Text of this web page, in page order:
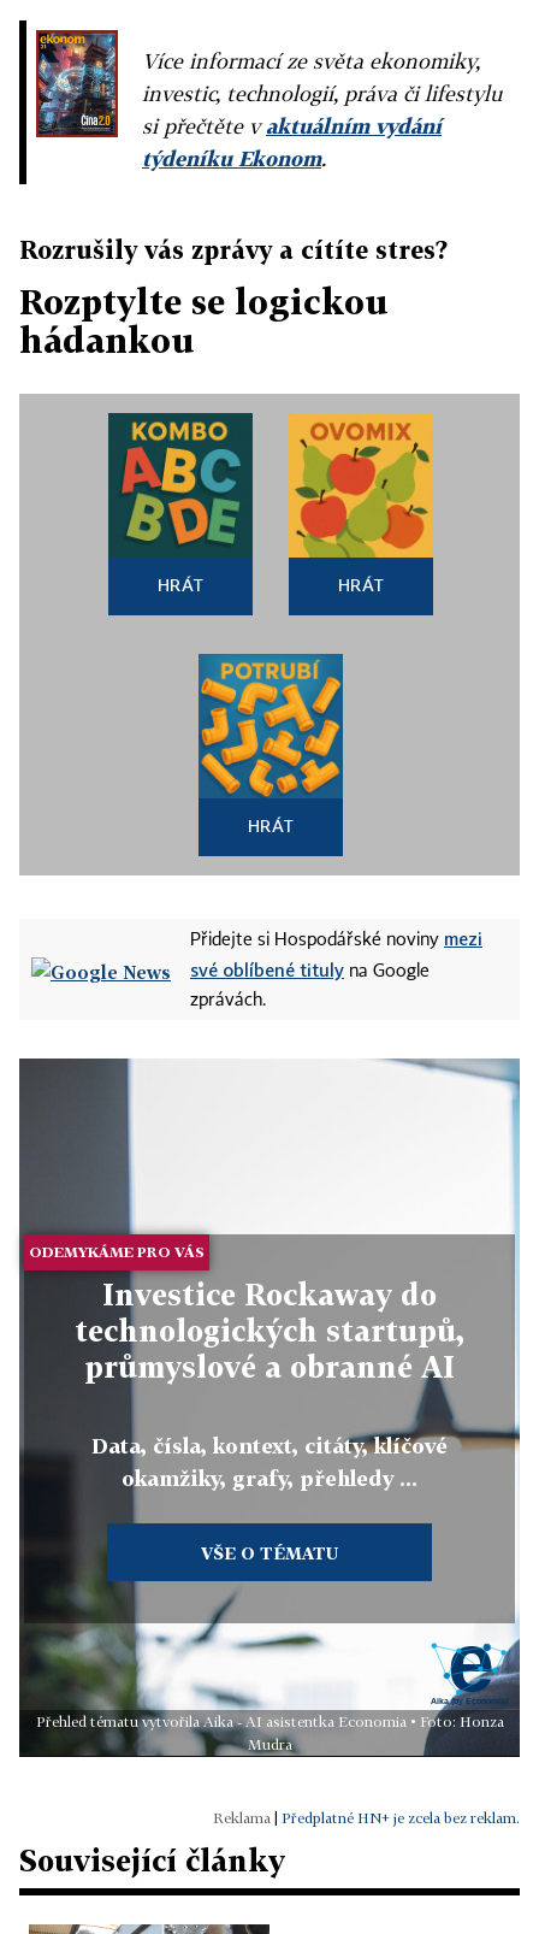
Více informací ze světa ekonomiky,
investic, technologií, práva či lifestylu
si přečtěte vaktuálním vydání
týdeníku Ekonom.
Rozrušily vás zprávy a cítíte stres?
Rozptylte se logickou
hádankou
HRÁT HRÁT
HRÁT
Přidejte si Hospodářské noviny mezi
své oblíbené tituly na Google
zprávách.
ODEMYKÁME PRO VÁS
Investice Rockaway do
technologických startupů,
průmyslové a obranné AI
Data, čísla, kontext, citáty, klíčové
okamžiky, grafy, přehledy ...
VŠE O TÉMATU
Přehled tématu vytvořila Aika - AI asistentka Economia • Foto: Honza
Mudra
Předplatné HN+ je zcela bez reklam.
Související články